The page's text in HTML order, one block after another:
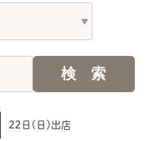
22日(日)出店